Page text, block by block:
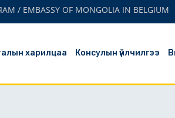
OF MONGOLIA IN BELGIUM
харилцаа Консулын үйлчилгээ